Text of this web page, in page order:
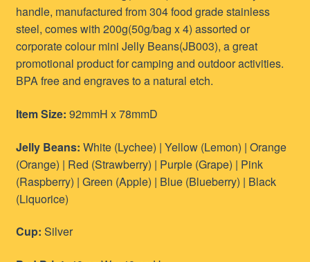
handle, manufactured from 304 food grade stainless
steel, comes with 200g(50g/bag x 4) assorted or
corporate colour mini Jelly Beans(JB003), a great
promotional product for camping and outdoor activities.
BPA free and engraves to a natural etch.
Item Size: 92mmH x 78mmD
Jelly Beans: White (Lychee) | Yellow (Lemon) | Orange
(Orange) | Red (Strawberry) | Purple (Grape) | Pink
(Raspberry) | Green (Apple) | Blue (Blueberry) | Black
(Liquorice)
Cup: Silver